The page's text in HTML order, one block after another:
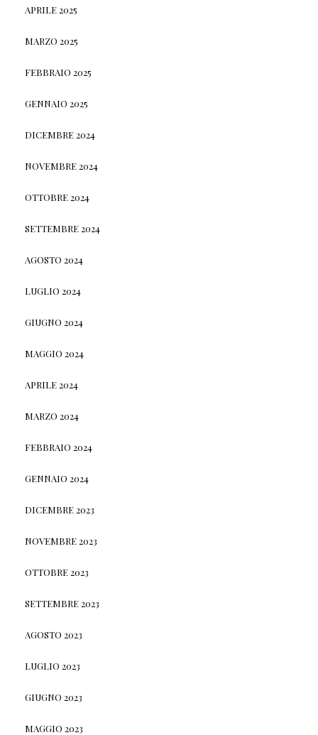
APRILE 2025
MARZO 2025
FEBBRAIO 2025
GENNAIO 2025
DICEMBRE 2024
NOVEMBRE 2024
OTTOBRE 2024
SETTEMBRE 2024
AGOSTO 2024
LUGLIO 2024
GIUGNO 2024
MAGGIO 2024
APRILE 2024
MARZO 2024
FEBBRAIO 2024
GENNAIO 2024
DICEMBRE 2023
NOVEMBRE 2023
OTTOBRE 2023
SETTEMBRE 2023
AGOSTO 2023
LUGLIO 2023
GIUGNO 2023
MAGGIO 2023